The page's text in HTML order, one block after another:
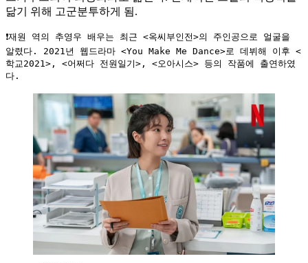
닮기 위해 고군분투하게 됨.
❗재원 역의 추영우 배우는 최근 <옥씨부인전>의 주인공으로 얼굴을
알렸다. 2021년 웹드라마 <You Make Me Dance>로 데뷔해 이후 <
학교2021>, <어쩌다 전원일기>, <오아시스> 등의 작품에 출연하였
다.